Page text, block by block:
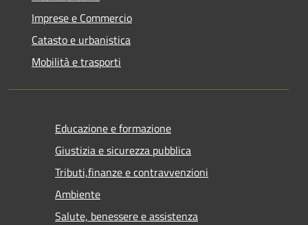
Imprese e Commercio
Catasto e urbanistica
Mobilità e trasporti
Educazione e formazione
Giustizia e sicurezza pubblica
Tributi,finanze e contravvenzioni
Ambiente
Salute, benessere e assistenza